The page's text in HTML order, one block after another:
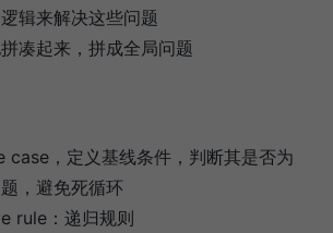
辑来解决这些问题
凑起来，拼成全局问题
case，定义基线条件，判断其是否为
，避免死循环
rule：递归规则